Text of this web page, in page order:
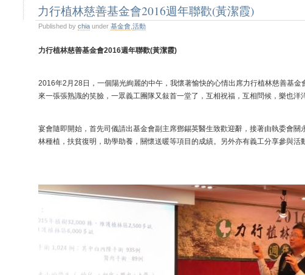
力行植林慈善基金會2016週年聯歡(黃潔霞)
Published by chia under 基金會 活動
力行植林慈善基金會2016週年聯歡(黃潔霞)
2016年2月28日，一個陽光絢麗的中午，我懷著愉快的心情出席力行植林慈善基金
來一張張熟識的笑臉，一眾義工團隊又敍首一堂了，互相祝福，互相問候，樂也洋
宴會隨即開始，首先司儀請出基金會副主席鄧錫英醫生致歡迎辭，接著由執委會關
林種植，扶貧復明，助學助養，關懷送暖等項目的成績。另外亦有義工分享參與活